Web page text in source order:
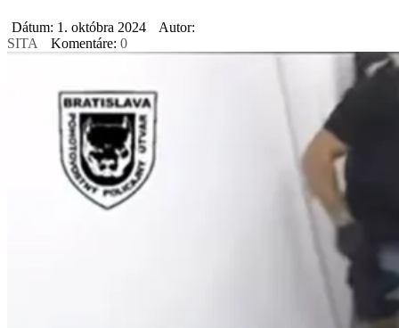
Dátum: 1. októbra 2024
Autor:
SITA
Komentáre: 0